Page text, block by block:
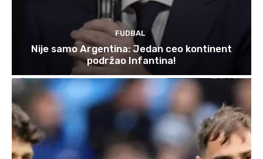
FUDBAL
Nije samo Argentina: Jedan ceo kontinent
podržao Infantina!